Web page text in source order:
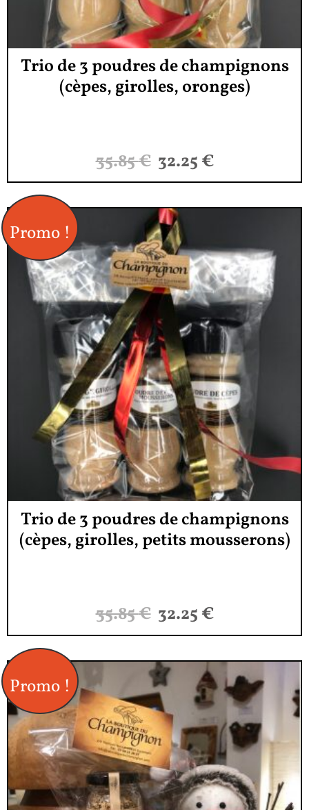
Trio de 3 poudres de champignons
(cèpes, girolles, oronges)
35.85€ 32.25 €
Promo !
Trio de 3 poudres de champignons
(cèpes, girolles, petits mousserons)
35.85€ 32.25 €
Promo !